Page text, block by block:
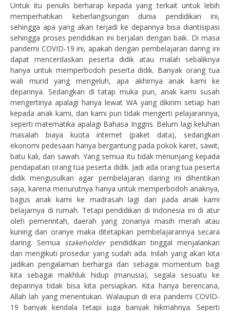
Untuk itu penulis berharap kepada yang terkait untuk lebih
memperhatikan keberlangsungan dunia pendidikan ini,
sehingga apa yang akan terjadi ke depannya bisa diantisipasi
sehingga proses pendidikan ini berjalan dengan baik. Di masa
pandemi COVID-19 ini, apakah dengan pembelajaran daring ini
dapat mencerdaskan peserta didik atau malah sebaliknya
hanya untuk memperbodoh peserta didik. Banyak orang tua
wali murid yang mengeluh, apa akhirnya anak kami ke
depannya. Sedangkan di tatap muka pun, anak kami susah
mengertinya apalagi hanya lewat WA yang dikirim setiap hari
kepada anak kami, dan kami pun tidak mengerti pelajarannya,
seperti matematika apalagi Bahasa Inggris. Belum lagi keluhan
masalah biaya kuota internet (paket data), sedangkan
ekonomi pedesaan hanya bergantung pada pokok karet, sawit,
batu kali, dan sawah. Yang semua itu tidak menunjang kepada
pendapatan orang tua peserta didik. Jadi ada orang tua peserta
didik mengusulkan agar pembelajaran daring ini dihentikan
saja, karena menurutnya hanya untuk memperbodoh anaknya,
bagus anak kami ke madrasah lagi dari pada anak kami
belajarnya di rumah. Tetapi pendidikan di Indonesia ini di atur
oleh pemerintah, daerah yang zonanya masih merah atau
kuning dan oranye maka ditetapkan pembelajarannya secara
daring. Semua stakeholder pendidikan tinggal menjalankan
dan mengikuti prosedur yang sudah ada. Inilah yang akan kita
jadikan pengalaman berharga dan sebagai momentum bagi
kita sebagai makhluk hidup (manusia), segala sesuatu ke
depannya tidak bisa kita persiapkan. Kita hanya berencana,
Allah lah yang menentukan. Walaupun di era pandemi COVID-
19 banyak kendala tetapi juga banyak hikmahnya. Seperti